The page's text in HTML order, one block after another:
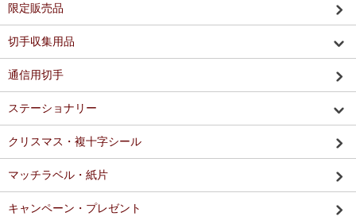
限定販売品
切手収集用品
通信用切手
ステーショナリー
クリスマス・複十字シール
マッチラベル・紙片
キャンペーン・プレゼント